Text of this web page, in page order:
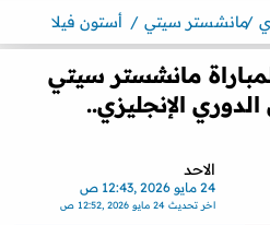
مانشستر سيتي أستون فيلا
لمباراة مانشستر سيتي
الإنجليزي..
الاحد
24 مايو 2026 ,12:43 ص
اخر تحديث24 مايو 2026 ,12:52 ص